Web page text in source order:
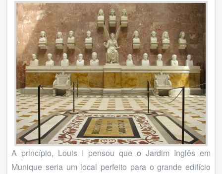
A princípio, Louis I pensou que o Jardim Inglês em
Munique seria um local perfeito para o grande edifício